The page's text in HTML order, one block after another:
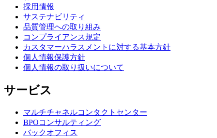
採用情報
サステナビリティ
品質管理への取り組み
コンプライアンス規定
カスタマーハラスメントに対する基本方針
個人情報保護方針
個人情報の取り扱いについて
サービス
マルチチャネルコンタクトセンター
BPOコンサルティング
バックオフィス